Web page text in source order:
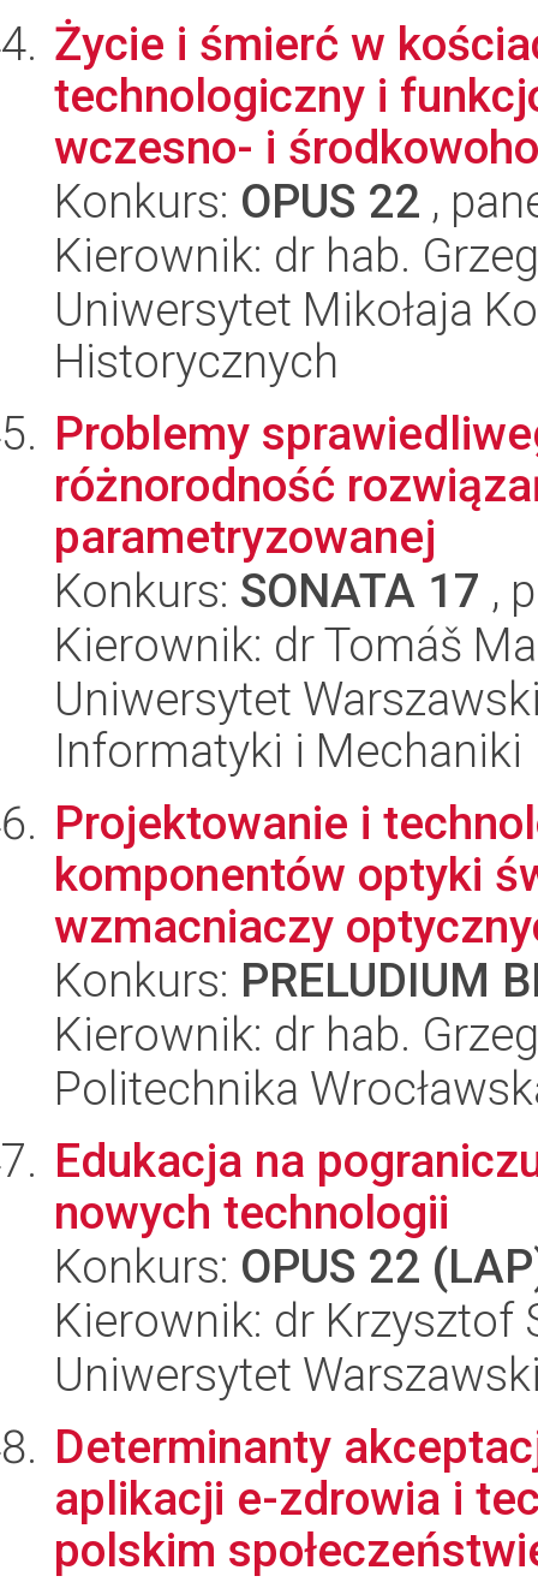
Życie i śmierć w
technologiczny i
wczesno- i
Konkurs: OPUS 22 ,
Kierownik: dr hab.
Uniwersytet Mikołaja
Historycznych
Problemy
różnorodność
parametryzowanej
Konkurs: SONATA 17 ,
Kierownik: dr Tomáš
Uniwersytet
Informatyki i Mechaniki
Projektowanie i
komponentów optyki
wzmacniaczy
Konkurs: PRELUDIUM
Kierownik: dr hab.
Politechnika
Edukacja na
nowych technologii
Konkurs: OPUS 22
Kierownik: dr Krzysztof
Uniwersytet
Determinanty
aplikacji e-zdrowia i
polskim